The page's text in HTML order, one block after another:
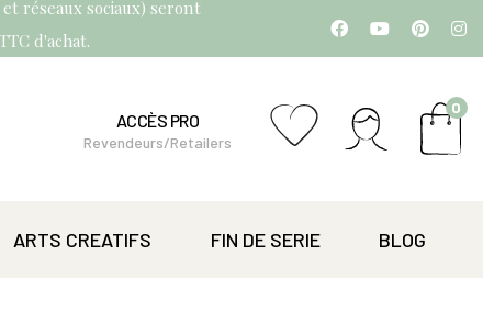
réseaux sociaux) seront
d'achat.
ACCÈS PRO
Revendeurs/Retailers
0
ARTS CREATIFS FIN DE SERIE BLOG